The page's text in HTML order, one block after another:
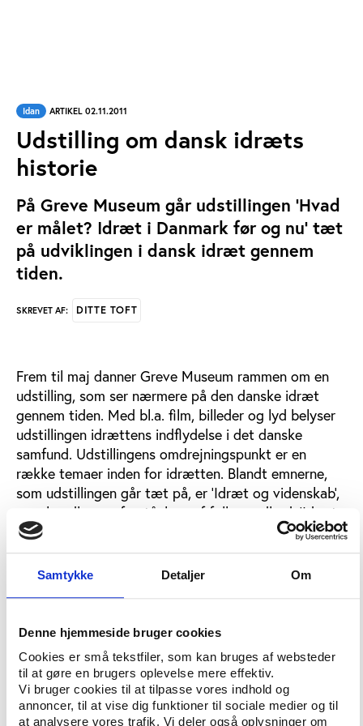
Samtykke Detaljer Om
Denne hjemmeside bruger cookies
Cookies er små tekstfiler, som kan bruges af websteder
til at gøre en brugers oplevelse mere effektiv.
Vi bruger cookies til at tilpasse vores indhold og
annoncer, til at vise dig funktioner til sociale medier og til
at analysere vores trafik. Vi deler også oplysninger om
Idan ARTIKEL 02.11.2011
Udstilling om dansk idræts
historie
På Greve Museum går udstillingen ’Hvad
er målet? Idræt i Danmark før og nu’ tæt
på udviklingen i dansk idræt gennem
tiden.
SKREVET AF: DITTE TOFT
Frem til maj danner Greve Museum rammen om en
udstilling, som ser nærmere på den danske idræt
gennem tiden. Med bl.a. film, billeder og lyd belyser
udstillingen idrættens indflydelse i det danske
samfund. Udstillingens omdrejningspunkt er en
række temaer inden for idrætten. Blandt emnerne,
som udstillingen går tæt på, er ’Idræt og videnskab’,
som handler om forståelsen af folkesundhed, ’Idræt
og politik’, som handler om velfærdspolitik, og ’Land
og by’, som handler om forskellene i organiseringen
af idræt mellem landet og byen. Men det er ikke kun
aktiviteter, som også har været og er forbundet med
idrætsaktiviteterne og foreningerne i Danmark, f.eks.
bal, andespil og juletræsfester.
Oplæg om idrættens historie